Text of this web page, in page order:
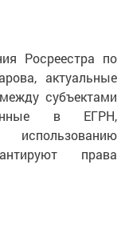
Росреестра по
актуальные
субъектами
в ЕГРН,
права